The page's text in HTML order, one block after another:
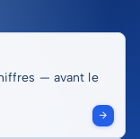
— avant le